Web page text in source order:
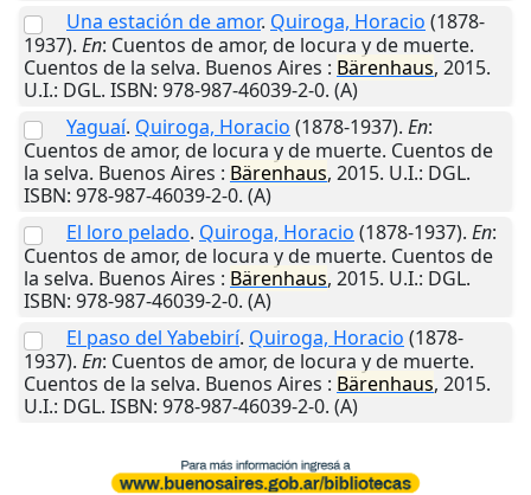
Una estación de amor. Quiroga, Horacio (1878-
1937). En: Cuentos de amor, de locura y de muerte.
Cuentos de la selva. Buenos Aires : Bärenhaus, 2015.
U.I.: DGL. ISBN: 978-987-46039-2-0. (A)
Yaguaí. Quiroga, Horacio (1878-1937). En:
Cuentos de amor, de locura y de muerte. Cuentos de
la selva. Buenos Aires : Bärenhaus, 2015. U.I.: DGL.
ISBN: 978-987-46039-2-0. (A)
El loro pelado. Quiroga, Horacio (1878-1937). En:
Cuentos de amor, de locura y de muerte. Cuentos de
la selva. Buenos Aires : Bärenhaus, 2015. U.I.: DGL.
ISBN: 978-987-46039-2-0. (A)
El paso del Yabebirí. Quiroga, Horacio (1878-
1937). En: Cuentos de amor, de locura y de muerte.
Cuentos de la selva. Buenos Aires : Bärenhaus, 2015.
U.I.: DGL. ISBN: 978-987-46039-2-0. (A)